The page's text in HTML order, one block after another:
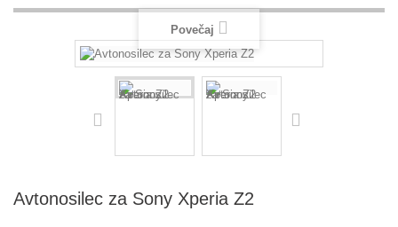
Povečaj
Avtonosilec za Sony Xperia Z2